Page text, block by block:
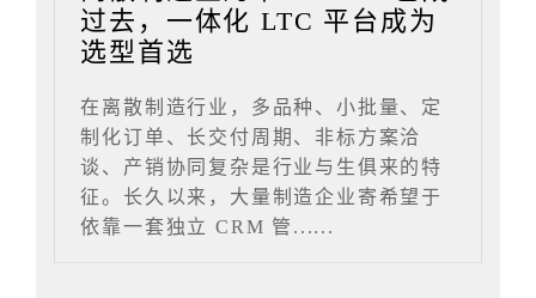
过去，一体化 LTC 平台成为
选型首选
在离散制造行业，多品种、小批量、定
制化订单、长交付周期、非标方案洽
谈、产销协同复杂是行业与生俱来的特
征。长久以来，大量制造企业寄希望于
依靠一套独立 CRM 管......